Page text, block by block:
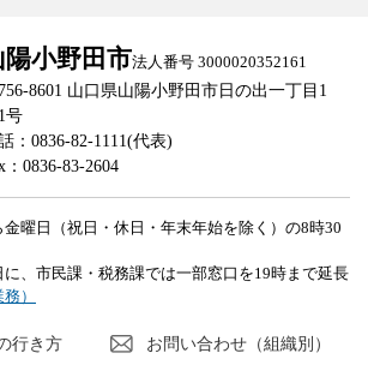
陽小野田市法人番号 3000020352161
8601 山口県山陽小野田市日の出一丁目1
号
：0836-82-1111(代表)
：0836-83-2604
曜日（祝日・休日・年末年始を除く）の8時30
、市民課・税務課では一部窓口を19時まで延長
）
行き方 お問い合わせ（組織別）